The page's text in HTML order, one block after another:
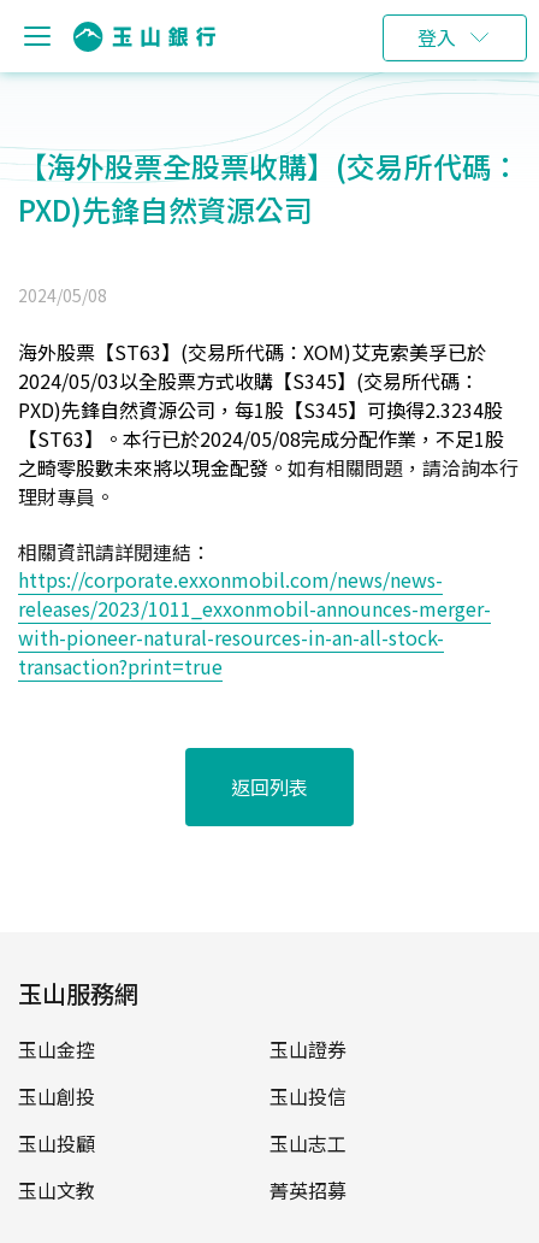
登入
【海外股票全股票收購】(交易所代碼：
PXD)先鋒自然資源公司
2024/05/08
海外股票【ST63】 (交易所代碼：XOM)艾克索美孚已於
2024/05/03以全股票方式收購 【S345】 (交易所代碼：
PXD)先鋒自然資源公司，每1股 【S345】可換得2.3234股
【ST63】。本行已於2024/05/08完成分配作業，不足1股
之畸零股數未來將以現金配發。 如有相關問題，請洽詢本行
理財專員。
相關資訊請詳閱連結 ：
https://corporate.exxonmobil.com/news/news-
releases/2023/1011_exxonmobil-announces-merger-
with-pioneer-natural-resources-in-an-all-stock-
transaction?print=true
返回列表
玉山服務網
玉山金控
玉山證券
玉山創投
玉山投信
玉山投顧
玉山志工
玉山文教
菁英招募